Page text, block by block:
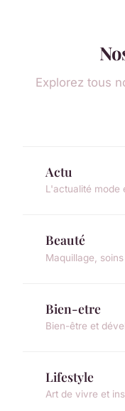
Explorez tous
Actu
L'actualité mode
Beauté
Maquillage,
Bien-etre
Bien-être et
Lifestyle
Art de vivre et